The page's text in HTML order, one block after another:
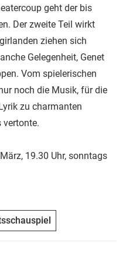
geht der bis
Der zweite Teil wirkt
ziehen sich
Gelegenheit, Genet
Vom spielerischen
noch die Musik, für die
zu charmanten
vertonte.
19.30 Uhr, sonntags